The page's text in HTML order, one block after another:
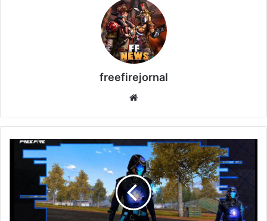
freefirejornal
ESCOLHA
ROYALE
EVENTO
RECARGA